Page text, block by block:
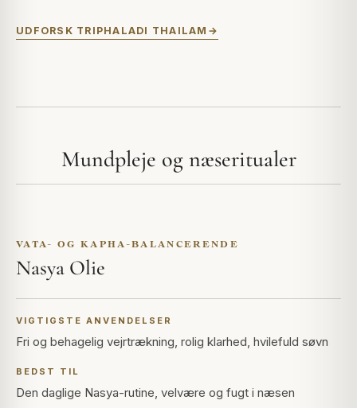
UDFORSK TRIPHALADI THAILAM
Mundpleje og næseritualer
VATA- OG KAPHA-BALANCERENDE
Nasya Olie
VIGTIGSTE ANVENDELSER
Fri og behagelig vejrtrækning, rolig klarhed, hvilefuld søvn
BEDST TIL
Den daglige Nasya-rutine, velvære og fugt i næsen